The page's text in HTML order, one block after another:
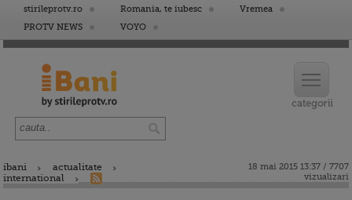
stirileprotv.ro Romania, te iubesc
Vremea
PROTV NEWS
VOYO
ibani
actualitate
international
18 mai 2015 13:37 / 7707
vizualizari